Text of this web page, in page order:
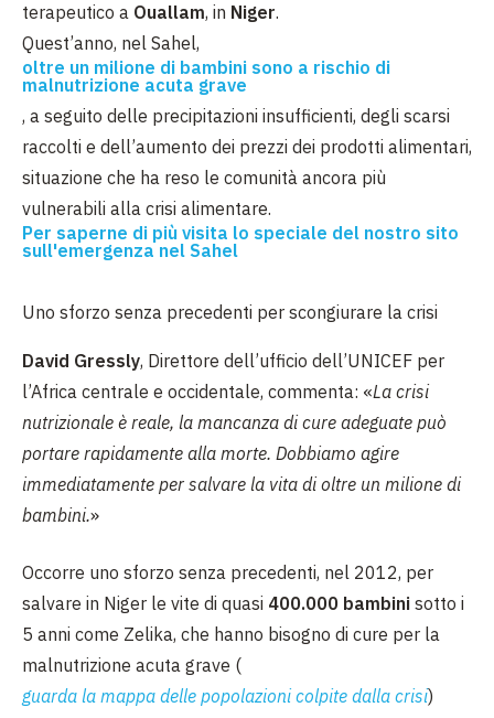
terapeutico a Ouallam, in Niger.
Quest’anno, nel Sahel,
oltre un milione di bambini sono a rischio di
malnutrizione acuta grave
, a seguito delle precipitazioni insufficienti, degli scarsi
raccolti e dell’aumento dei prezzi dei prodotti alimentari,
situazione che ha reso le comunità ancora più
vulnerabili alla crisi alimentare.
Per saperne di più visita lo speciale del nostro sito
sull'emergenza nel Sahel
Uno sforzo senza precedenti per scongiurare la crisi
David Gressly, Direttore dell’ufficio dell’UNICEF per
l’Africa centrale e occidentale, commenta: «La crisi
nutrizionale è reale, la mancanza di cure adeguate può
portare rapidamente alla morte. Dobbiamo agire
immediatamente per salvare la vita di oltre un milione di
bambini.»
Occorre uno sforzo senza precedenti, nel 2012, per
salvare in Niger le vite di quasi 400.000 bambini sotto i
5 anni come Zelika, che hanno bisogno di cure per la
malnutrizione acuta grave (
guarda la mappa delle popolazioni colpite dalla crisi)